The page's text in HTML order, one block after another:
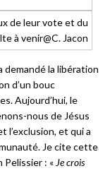
de leur vote et du
à venir@C. Jacon
demandé la libération
d’un bouc
Aujourd’hui, le
nous de Jésus
et qui a
Je cite cette
Pelissier : « Je crois